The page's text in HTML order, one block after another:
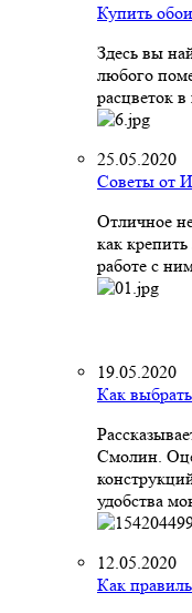
Купить
Здесь вы
любого
расцветок
25.05.2020
Советы от
Отличное
как
работе с
19.05.2020
Как
Смолин.
удобства
12.05.2020
Как